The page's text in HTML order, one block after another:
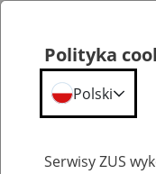
Polityka
Polski
Serwisy ZUS